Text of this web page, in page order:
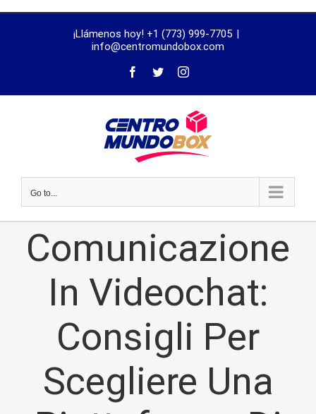
¡Llámenos hoy! +1 (773) 999-7705 |
info@centromundobox.com
Go to...
Comunicazione
In Videochat:
Consigli Per
Scegliere Una